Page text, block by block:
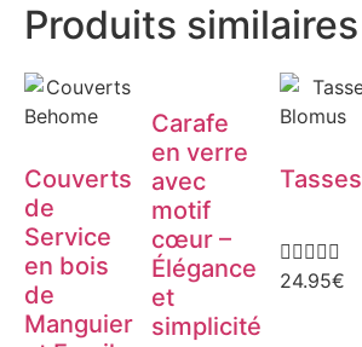
Produits similaires
Behome
Couverts
de
Service
en bois
de
Manguier
Carafe
en verre
avec
motif
cœur –
Élégance
et
simplicité
Blomus
Tasses

24.95€